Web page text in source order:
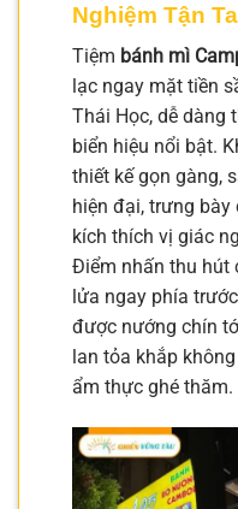
Nghiệm Tận
Tiệm bánh mì
lạc ngay mặt tiền
Thái Học, dễ dàng
biển hiệu nổi bật.
thiết kế gọn gàng,
hiện đại, trưng
kích thích vị giác
Điểm nhấn thu hút
lửa ngay phía
được nướng chín
lan tỏa khắp
ẩm thực ghé thăm.